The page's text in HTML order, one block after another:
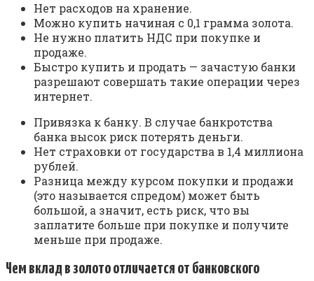
Нет расходов на хранение.
Можно купить начиная с 0,1 грамма золота.
Не нужно платить НДС при покупке и
продаже.
Быстро купить и продать — зачастую банки
разрешают совершать такие операции через
интернет.
Привязка к банку. В случае банкротства
банка высок риск потерять деньги.
Нет страховки от государства в 1,4 миллиона
рублей.
Разница между курсом покупки и продажи
(это называется спредом) может быть
большой, а значит, есть риск, что вы
заплатите больше при покупке и получите
меньше при продаже.
Чем вклад в золото отличается от банковского